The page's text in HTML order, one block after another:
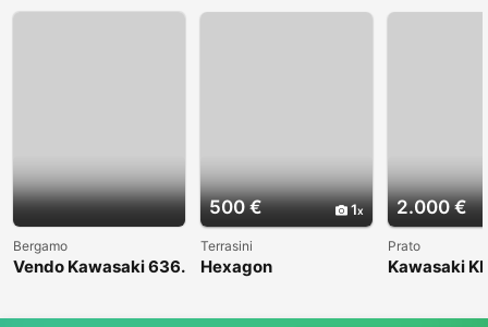
Bergamo
Vendo Kawasaki 636.
500 € 1
Terrasini
Hexagon
2.000 €
Prato
Kawasaki